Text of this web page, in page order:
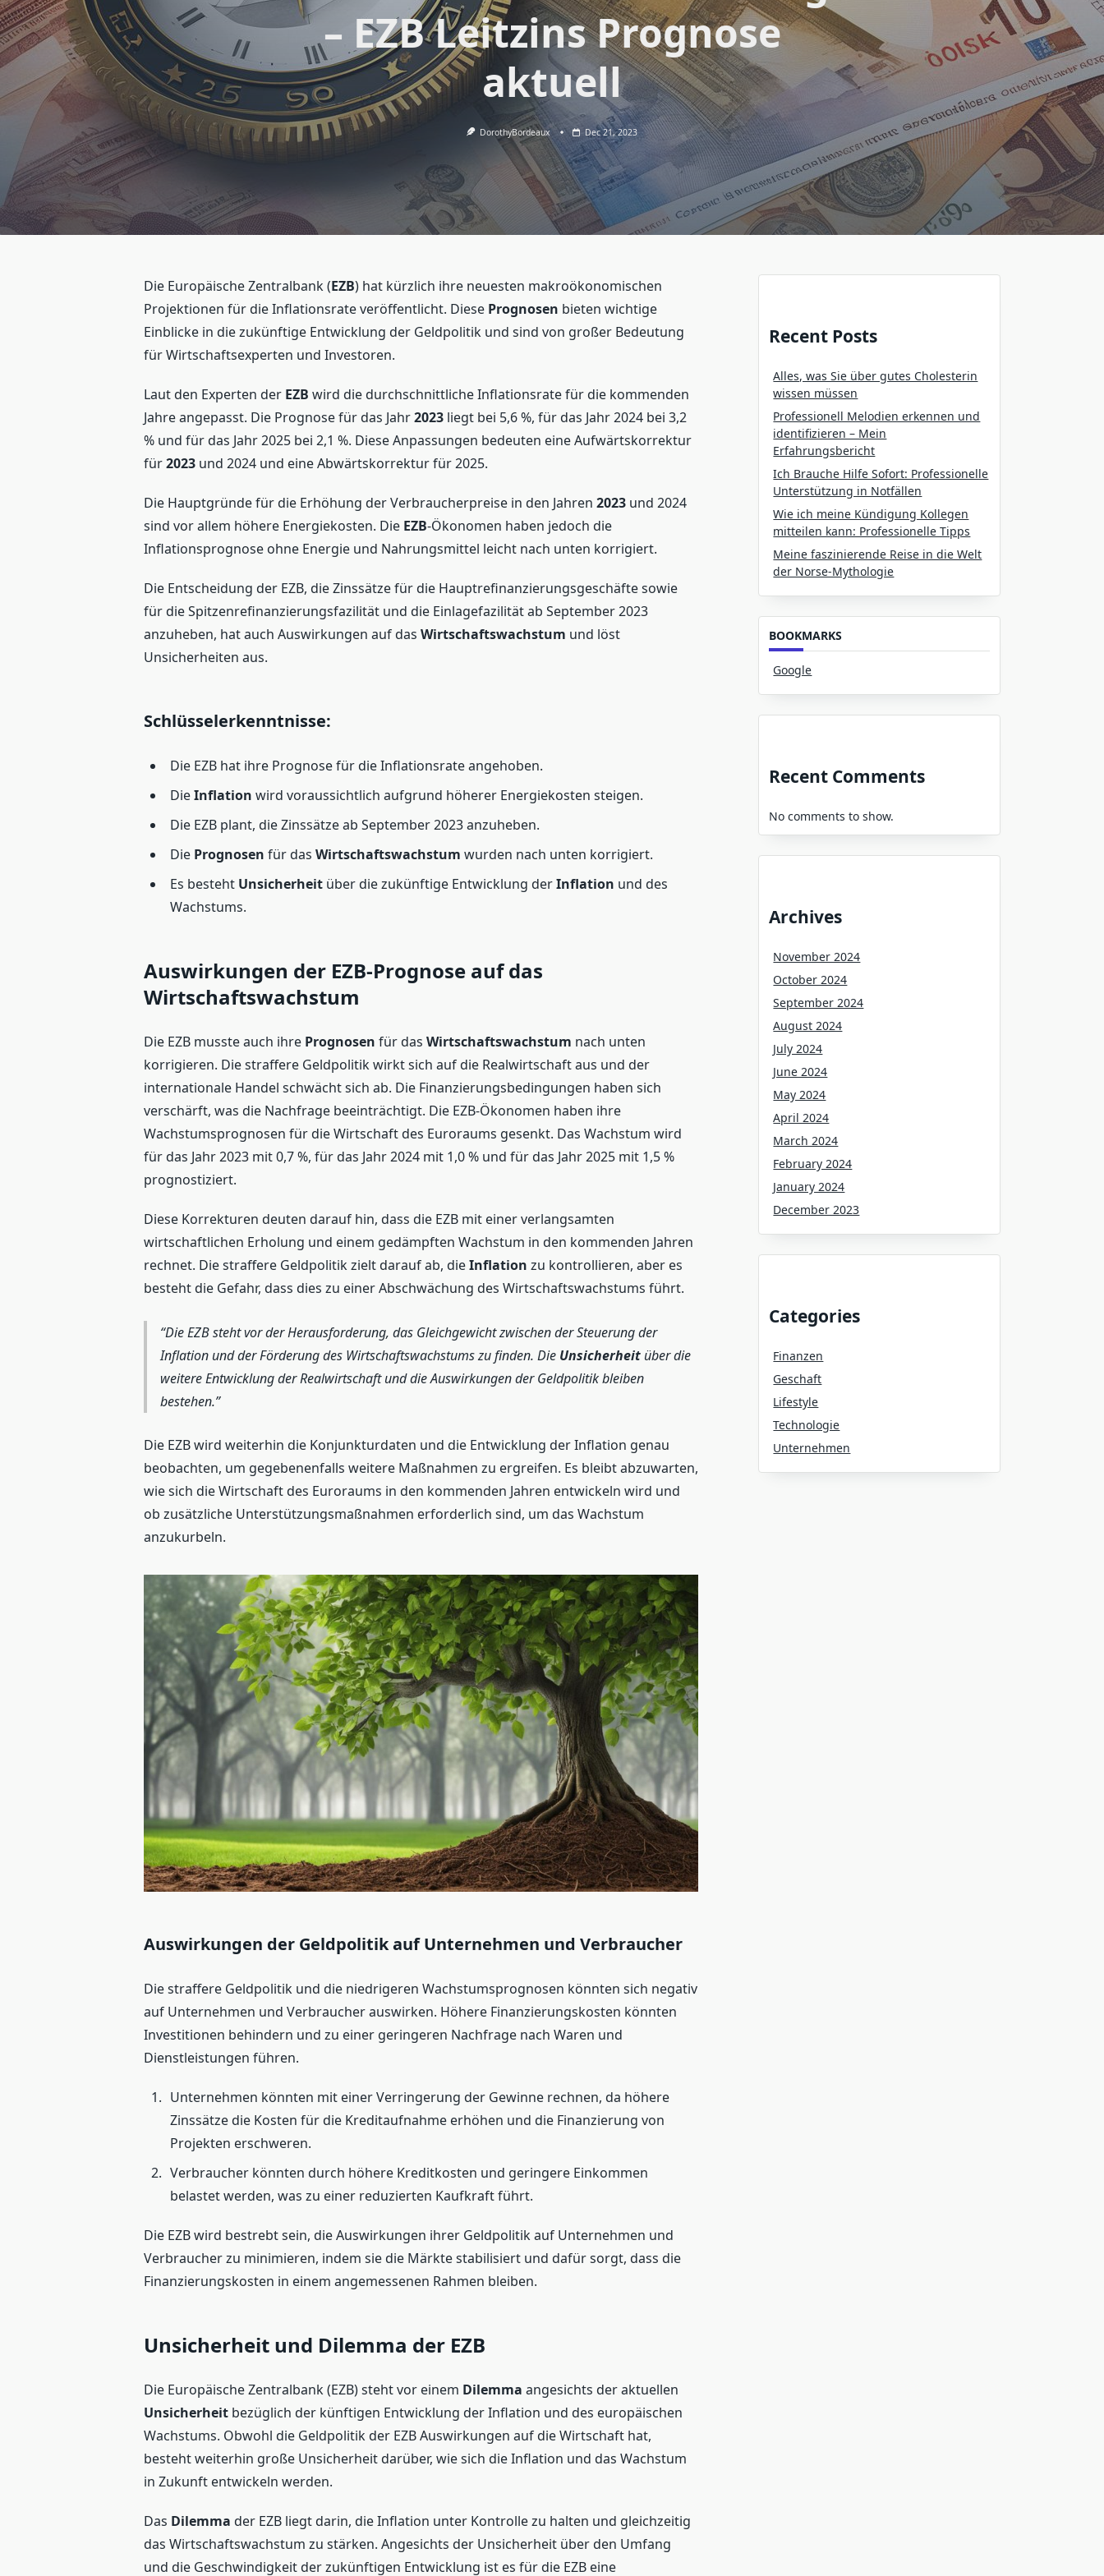
– EZB Leitzins Prognose
aktuell
DorothyBordeaux Dec 21, 2023
Die Europäische Zentralbank (EZB) hat kürzlich ihre neuesten makroökonomischen
Projektionen für die Inflationsrate veröffentlicht. Diese Prognosen bieten wichtige
Einblicke in die zukünftige Entwicklung der Geldpolitik und sind von großer Bedeutung
für Wirtschaftsexperten und Investoren.
Laut den Experten der EZB wird die durchschnittliche Inflationsrate für die kommenden
Jahre angepasst. Die Prognose für das Jahr2023 liegt bei 5,6 %, für das Jahr 2024 bei 3,2
% und für das Jahr 2025 bei 2,1 %. Diese Anpassungen bedeuten eine Aufwärtskorrektur
für2023 und 2024 und eine Abwärtskorrektur für 2025.
Die Hauptgründe für die Erhöhung der Verbraucherpreise in den Jahren2023 und 2024
sind vor allem höhere Energiekosten. Die EZB-Ökonomen haben jedoch die
Inflationsprognose ohne Energie und Nahrungsmittel leicht nach unten korrigiert.
Die Entscheidung der EZB, die Zinssätze für die Hauptrefinanzierungsgeschäfte sowie
für die Spitzenrefinanzierungsfazilität und die Einlagefazilität ab September 2023
anzuheben, hat auch Auswirkungen auf dasWirtschaftswachstum und löst
Unsicherheiten aus.
Schlüsselerkenntnisse:
Die EZB hat ihre Prognose für die Inflationsrate angehoben.
DieInflation wird voraussichtlich aufgrund höherer Energiekosten steigen.
Die EZB plant, die Zinssätze ab September 2023 anzuheben.
Die Prognosen für dasWirtschaftswachstum wurden nach unten korrigiert.
Es besteht Unsicherheit über die zukünftige Entwicklung derInflation und des
Wachstums.
Auswirkungen der EZB-Prognose auf das
Wirtschaftswachstum
Die EZB musste auch ihre Prognosen für dasWirtschaftswachstum nach unten
korrigieren. Die straffere Geldpolitik wirkt sich auf die Realwirtschaft aus und der
internationale Handel schwächt sich ab. Die Finanzierungsbedingungen haben sich
verschärft, was die Nachfrage beeinträchtigt. Die EZB-Ökonomen haben ihre
Wachstumsprognosen für die Wirtschaft des Euroraums gesenkt. Das Wachstum wird
für das Jahr 2023 mit 0,7 %, für das Jahr 2024 mit 1,0 % und für das Jahr 2025 mit 1,5 %
prognostiziert.
Diese Korrekturen deuten darauf hin, dass die EZB mit einer verlangsamten
wirtschaftlichen Erholung und einem gedämpften Wachstum in den kommenden Jahren
rechnet. Die straffere Geldpolitik zielt darauf ab, dieInflation zu kontrollieren, aber es
besteht die Gefahr, dass dies zu einer Abschwächung des Wirtschaftswachstums führt.
Die EZB steht vor der Herausforderung, das Gleichgewicht zwischen der Steuerung der
Inflation und der Förderung des Wirtschaftswachstums zu finden. Die Unsicherheit über die
weitere Entwicklung der Realwirtschaft und die Auswirkungen der Geldpolitik bleiben
bestehen.
Die EZB wird weiterhin die Konjunkturdaten und die Entwicklung der Inflation genau
beobachten, um gegebenenfalls weitere Maßnahmen zu ergreifen. Es bleibt abzuwarten,
wie sich die Wirtschaft des Euroraums in den kommenden Jahren entwickeln wird und
ob zusätzliche Unterstützungsmaßnahmen erforderlich sind, um das Wachstum
anzukurbeln.
Auswirkungen der Geldpolitik auf Unternehmen und Verbraucher
Die straffere Geldpolitik und die niedrigeren Wachstumsprognosen könnten sich negativ
auf Unternehmen und Verbraucher auswirken. Höhere Finanzierungskosten könnten
Investitionen behindern und zu einer geringeren Nachfrage nach Waren und
Dienstleistungen führen.
Unternehmen könnten mit einer Verringerung der Gewinne rechnen, da höhere
Zinssätze die Kosten für die Kreditaufnahme erhöhen und die Finanzierung von
Projekten erschweren.
Verbraucher könnten durch höhere Kreditkosten und geringere Einkommen
belastet werden, was zu einer reduzierten Kaufkraft führt.
Die EZB wird bestrebt sein, die Auswirkungen ihrer Geldpolitik auf Unternehmen und
Verbraucher zu minimieren, indem sie die Märkte stabilisiert und dafür sorgt, dass die
Finanzierungskosten in einem angemessenen Rahmen bleiben.
Unsicherheit und Dilemma der EZB
Die Europäische Zentralbank (EZB) steht vor einem Dilemma angesichts der aktuellen
Unsicherheit bezüglich der künftigen Entwicklung der Inflation und des europäischen
Wachstums. Obwohl die Geldpolitik der EZB Auswirkungen auf die Wirtschaft hat,
besteht weiterhin große Unsicherheit darüber, wie sich die Inflation und das Wachstum
in Zukunft entwickeln werden.
Das Dilemma der EZB liegt darin, die Inflation unter Kontrolle zu halten und gleichzeitig
das Wirtschaftswachstum zu stärken. Angesichts der Unsicherheit über den Umfang
und die Geschwindigkeit der zukünftigen Entwicklung ist es für die EZB eine
Recent Posts
Alles, was Sie über gutes Cholesterin
wissen müssen
Professionell Melodien erkennen und
identifizieren – Mein
Erfahrungsbericht
Ich Brauche Hilfe Sofort: Professionelle
Unterstützung in Notfällen
Wie ich meine Kündigung Kollegen
mitteilen kann: Professionelle Tipps
Meine faszinierende Reise in die Welt
der Norse-Mythologie
BOOKMARKS
Google
Recent Comments
No comments to show.
Archives
November 2024
October 2024
September 2024
August 2024
July 2024
June 2024
May 2024
April 2024
March 2024
February 2024
January 2024
December 2023
Categories
Finanzen
Geschaft
Lifestyle
Technologie
Unternehmen